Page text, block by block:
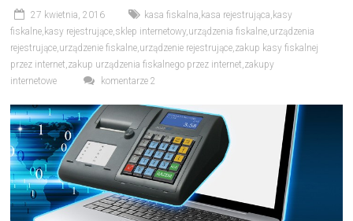
27 kwietnia, 2016 kasa fiskalna, kasa rejestrująca, kasy
fiskalne, kasy rejestrujące,sklep internetowy,urządzenia fiskalne,urządzenia
rejestrujące,urządzenie fiskalne,urządzenie rejestrujące,zakup kasy fiskalnej
przez internet,zakup urządzenia fiskalnego przez internet,zakupy
internetowe
komentarze 2